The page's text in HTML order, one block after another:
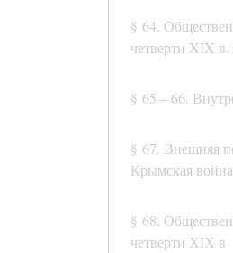
§ 64.
четверти XIX в.
§ 65 – 66.
§ 67. Внешняя
Крымская война
§ 68.
четверти ХIХ в